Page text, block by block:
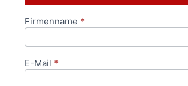
Anfrageformular
Firmenname *
E-Mail *